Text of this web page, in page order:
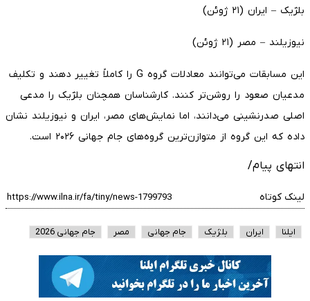
بلژیک – ایران (۲۱ ژوئن)
نیوزیلند – مصر (۲۱ ژوئن)
این مسابقات می‌توانند معادلات گروه G را کاملاً تغییر دهند و تکلیف
مدعیان صعود را روشن‌تر کنند. کارشناسان همچنان بلژیک را مدعی
اصلی صدرنشینی می‌دانند، اما نمایش‌های مصر، ایران و نیوزیلند نشان
داده که این گروه از متوازن‌ترین گروه‌های جام جهانی ۲۰۲۶ است.
انتهای پیام/
لینک کوتاه
ایلنا ایران بلژیک جام جهانی مصر جام جهانی 2026